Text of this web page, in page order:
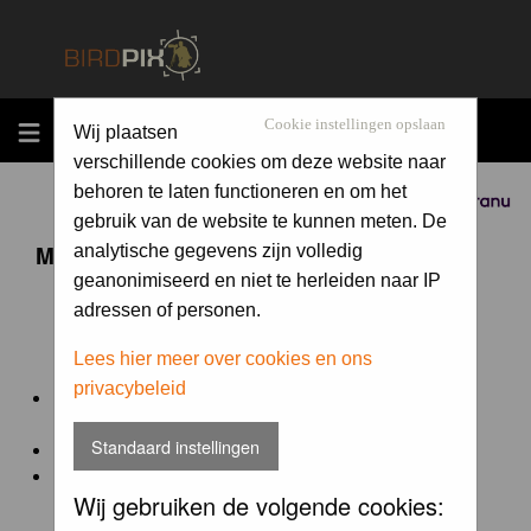
MENU
Sponsored by
Cookie instellingen opslaan
Wij plaatsen
verschillende cookies om deze website naar
behoren te laten functioneren en om het
gebruik van de website te kunnen meten. De
analytische gegevens zijn volledig
geanonimiseerd en niet te herleiden naar IP
adressen of personen.
Lees hier meer over cookies en ons
privacybeleid
Standaard instellingen
Wij gebruiken de volgende cookies:
Maandopdracht 'lentekriebels'
De maandopdracht van Birdpix is een competitie voor
en door de Birdpix fotografen community:
Het onderwerp van de opdracht wordt bepaald door de
winnaar van de laatste maandopdracht
De community nomineert de winnaar.
Geregistreerde gebruikers van Birdpix kunnen onder
deze voorwaardendeelnemen.